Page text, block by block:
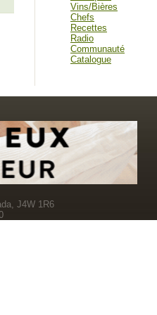
Vins/Bières
Chefs
Recettes
Radio
Communauté
Catalogue
J4W 1R6